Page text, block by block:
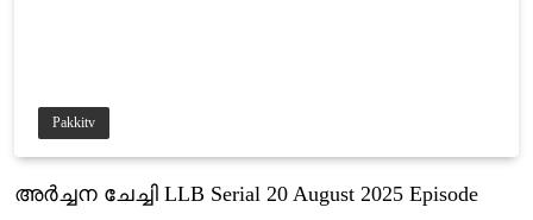
Pakkitv
അർച്ചന ചേച്ചി LLB Serial 20 August 2025 Episode